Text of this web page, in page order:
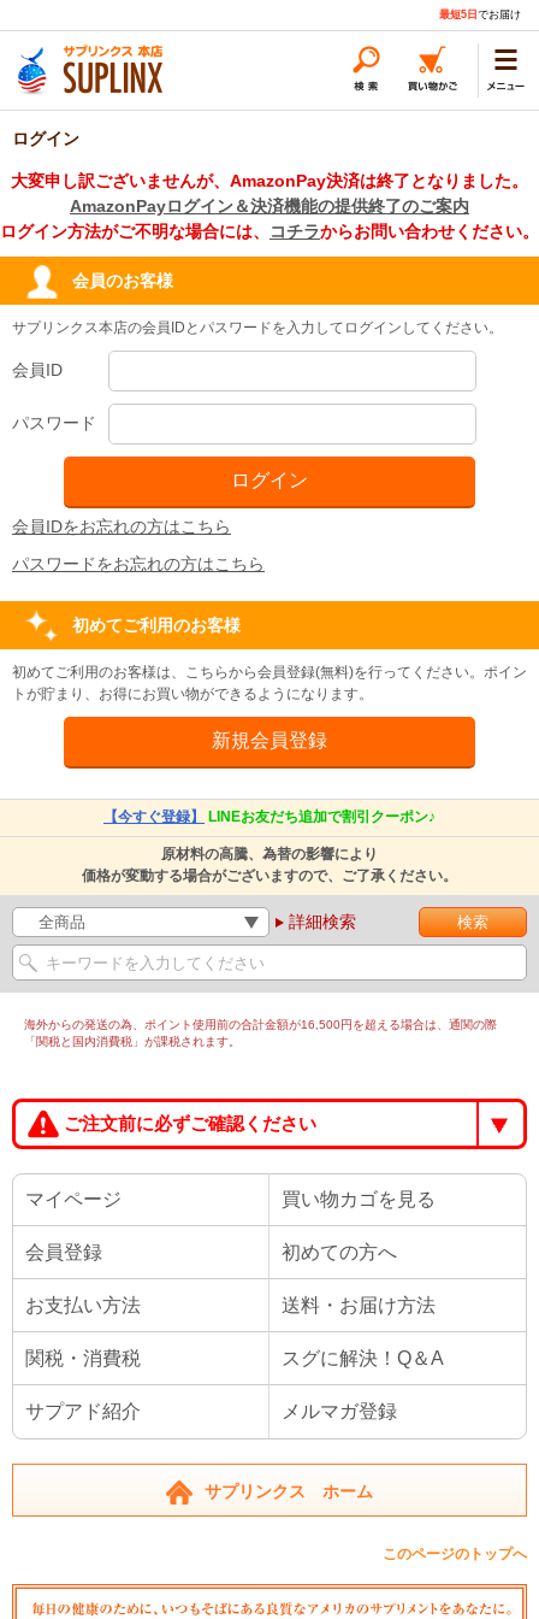
最短5日 でお届け
ログイン
大変申し訳ございませんが、AmazonPay決済は終了となりました。
AmazonPayログイン＆決済機能の提供終了のご案内
ログイン方法がご不明な場合には、
コチラからお問い合わせください。
会員のお客様
サプリンクス本店の会員IDとパスワードを入力してログインしてください。
会員ID
パスワード
会員IDをお忘れの方はこちら
パスワードをお忘れの方はこちら
初めてご利用のお客様
初めてご利用のお客様は、こちらから会員登録(無料)を行ってください。ポイン
トが貯まり、お得にお買い物ができるようになります。
【今すぐ登録】 LINEお友だち追加で割引クーポン♪
原材料の高騰、為替の影響により
価格が変動する場合がございますので、ご了承ください。
詳細検索
海外からの発送の為、ポイント使用前の合計金額が16,500円を超える場合は、通関の際
「関税と国内消費税」が課税されます。
ご注文前に必ずご確認ください
マイページ 買い物カゴを見る
会員登録 初めての方へ
お支払い方法 送料・お届け方法
関税・消費税 スグに解決！Q＆A
サプアド紹介 メルマガ登録
サプリンクス ホーム
このページのトップへ